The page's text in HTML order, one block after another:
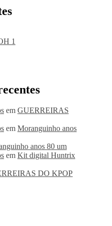
1
em GUERREIRAS
em Moranguinho anos
anos 80 um
em Kit digital Huntrix
DO KPOP